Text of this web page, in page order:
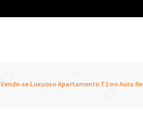
Vende-se Luxuoso Apartamento T2 no Aura